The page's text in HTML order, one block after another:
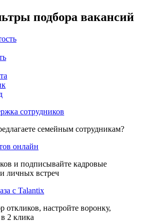
подбора вакансий
сотрудников
семейным сотрудникам?
онлайн
и подписывайте кадровые
личных встреч
с Talantix
откликов, настройте воронку,
2 клика